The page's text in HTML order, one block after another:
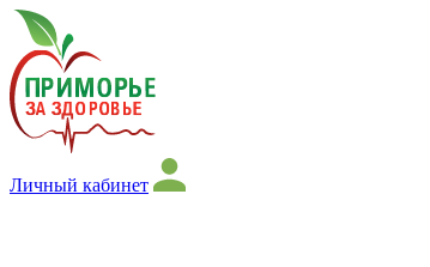
Личный кабинет